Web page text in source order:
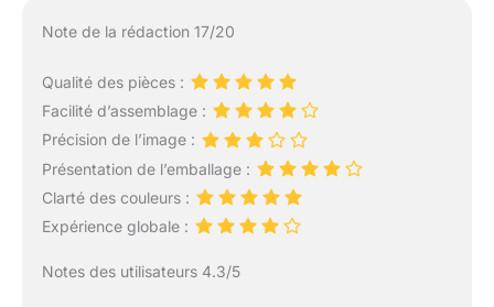
Note de la rédaction 17/20
Qualité des pièces :
Facilité d’assemblage :
Précision de l’image :
Présentation de l’emballage :
Clarté des couleurs :
Expérience globale :
Notes des utilisateurs 4.3/5